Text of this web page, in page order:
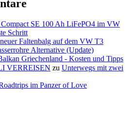
Compact SE 100 Ah LiFePO4 im VW
Schritt
Faltenbalg auf dem VW T3
Alternative (Update)
Griechenland - Kosten und Tipps
VERREISEN zu Unterwegs mit zwei
im Panzer of Love